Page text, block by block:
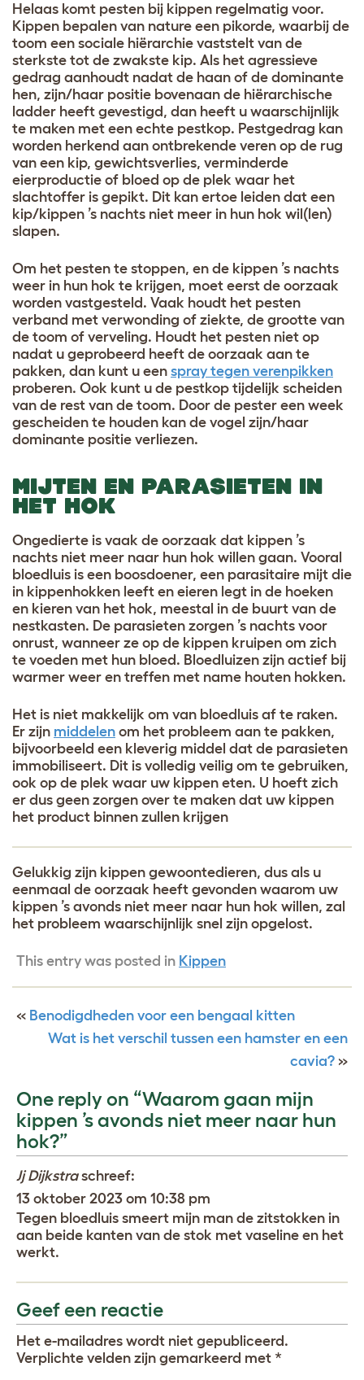
Helaas komt pesten bij kippen regelmatig voor.
Kippen bepalen van nature een pikorde, waarbij de
toom een sociale hiërarchie vaststelt van de
sterkste tot de zwakste kip. Als het agressieve
gedrag aanhoudt nadat de haan of de dominante
hen, zijn/haar positie bovenaan de hiërarchische
ladder heeft gevestigd, dan heeft u waarschijnlijk
te maken met een echte pestkop. Pestgedrag kan
worden herkend aan ontbrekende veren op de rug
van een kip, gewichtsverlies, verminderde
eierproductie of bloed op de plek waar het
slachtoffer is gepikt. Dit kan ertoe leiden dat een
kip/kippen ’s nachts niet meer in hun hok wil(len)
slapen.
Om het pesten te stoppen, en de kippen ’s nachts
weer in hun hok te krijgen, moet eerst de oorzaak
worden vastgesteld. Vaak houdt het pesten
verband met verwonding of ziekte, de grootte van
de toom of verveling. Houdt het pesten niet op
nadat u geprobeerd heeft de oorzaak aan te
pakken, dan kunt u een spray tegen verenpikken
proberen. Ook kunt u de pestkop tijdelijk scheiden
van de rest van de toom. Door de pester een week
gescheiden te houden kan de vogel zijn/haar
dominante positie verliezen.
MIJTEN EN PARASIETEN IN
HET HOK
Ongedierte is vaak de oorzaak dat kippen ’s
nachts niet meer naar hun hok willen gaan. Vooral
bloedluis is een boosdoener, een parasitaire mijt die
in kippenhokken leeft en eieren legt in de hoeken
en kieren van het hok, meestal in de buurt van de
nestkasten. De parasieten zorgen ’s nachts voor
onrust, wanneer ze op de kippen kruipen om zich
te voeden met hun bloed. Bloedluizen zijn actief bij
warmer weer en treffen met name houten hokken.
Het is niet makkelijk om van bloedluis af te raken.
Er zijn middelen om het probleem aan te pakken,
bijvoorbeeld een kleverig middel dat de parasieten
immobiliseert. Dit is volledig veilig om te gebruiken,
ook op de plek waar uw kippen eten. U hoeft zich
er dus geen zorgen over te maken dat uw kippen
het product binnen zullen krijgen
Gelukkig zijn kippen gewoontedieren, dus als u
eenmaal de oorzaak heeft gevonden waarom uw
kippen ’s avonds niet meer naar hun hok willen, zal
het probleem waarschijnlijk snel zijn opgelost.
This entry was posted in Kippen
« Benodigdheden voor een bengaal kitten
Wat is het verschil tussen een hamster en een
cavia? »
One reply on “Waarom gaan mijn
kippen ’s avonds niet meer naar hun
hok?”
Jj Dijkstra schreef:
13 oktober 2023 om 10:38 pm
Tegen bloedluis smeert mijn man de zitstokken in
aan beide kanten van de stok met vaseline en het
werkt.
Geef een reactie
Het e-mailadres wordt niet gepubliceerd.
Verplichte velden zijn gemarkeerd met *